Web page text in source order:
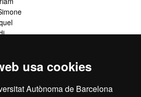
usa cookies
Autònoma de Barcelona